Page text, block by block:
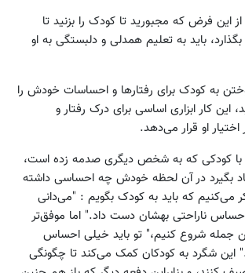
این فرض که مجبورید تا کودک را بزنید تا
باید به تعلیم همدلی و دلبستگی به او
به کودک برای رفتارها و احساسات خودش را
این کار ابزاری اساسی برای درک رفتار و
او قرار می‌دهد.
با کودکی که به شخص دیگری صدمه زده است،
بگیرد در آن لحظه خودش چه احساسی داشته
که باید به کودک بگویم : "می‌دانی
ناراحتی بهشان دست داد." اما موفق‌تر
جمله شروع کنیم،" تو باید خیلی احساس
این شگرد به کودکان کمک می‌کند تا چگونگی